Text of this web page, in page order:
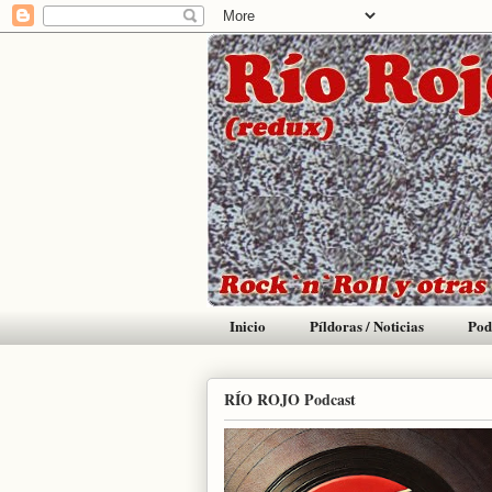
Inicio Píldoras / Noticias
RÍO ROJO Podcast